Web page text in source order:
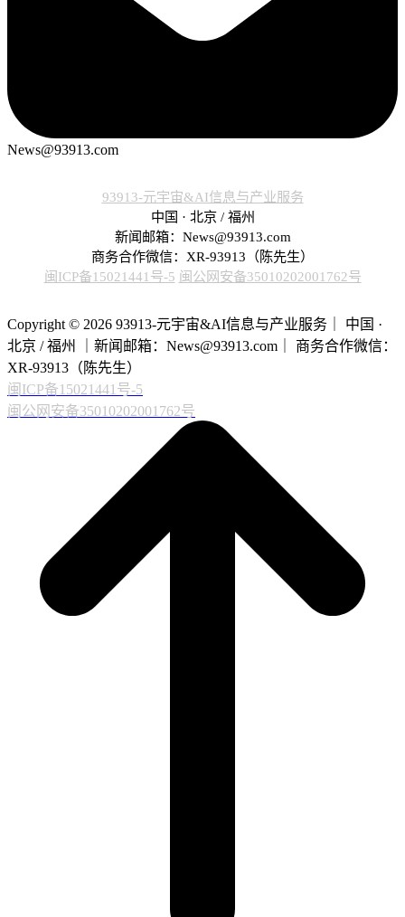
News@93913.com
93913-元宇宙&AI信息与产业服务
中国 · 北京 / 福州
新闻邮箱：News@93913.com
商务合作微信：XR-93913（陈先生）
闽ICP备15021441号-5 闽公网安备35010202001762号
Copyright © 2026 93913-元宇宙&AI信息与产业服务｜ 中国 ·
北京 / 福州 ｜新闻邮箱：News@93913.com｜ 商务合作微信：
XR-93913（陈先生）
闽ICP备15021441号-5
闽公网安备35010202001762号